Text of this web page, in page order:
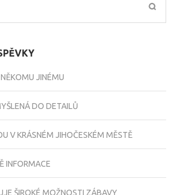
JINÉMU
DO DETAILŮ
V KRÁSNÉM JIHOČESKÉM MĚSTĚ
INFORMACE
ŠIROKÉ MOŽNOSTI ZÁBAVY